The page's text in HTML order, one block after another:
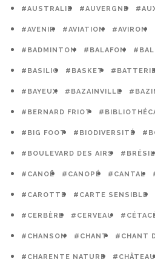
#AUSTRALIE #AUVERGNE
#AVENIR #AVIATION #AVIRON
#BADMINTON #BALAFON
#BASILIC #BASKET
#BAYEUX #BAZAINVILLE
#BERNARD FRIOT
#BIG FOOT #BIODIVERSITÉ
#BOULEVARD DES AIRS #BRÉSIL
#CANOË #CANOPÉ #CANTAL
#CAROTTE #CARTE SENSIBLE
#CERBÈRE #CERVEAU
#CHANSON #CHANT #CHANT
#CHARENTE NATURE #CHÂTEAU